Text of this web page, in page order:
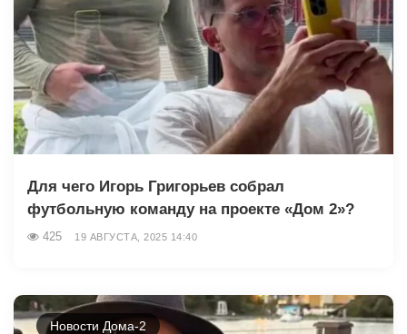
Для чего Игорь Григорьев собрал
футбольную команду на проекте «Дом 2»?
425 19 АВГУСТА, 2025 14:40
Новости Дома-2